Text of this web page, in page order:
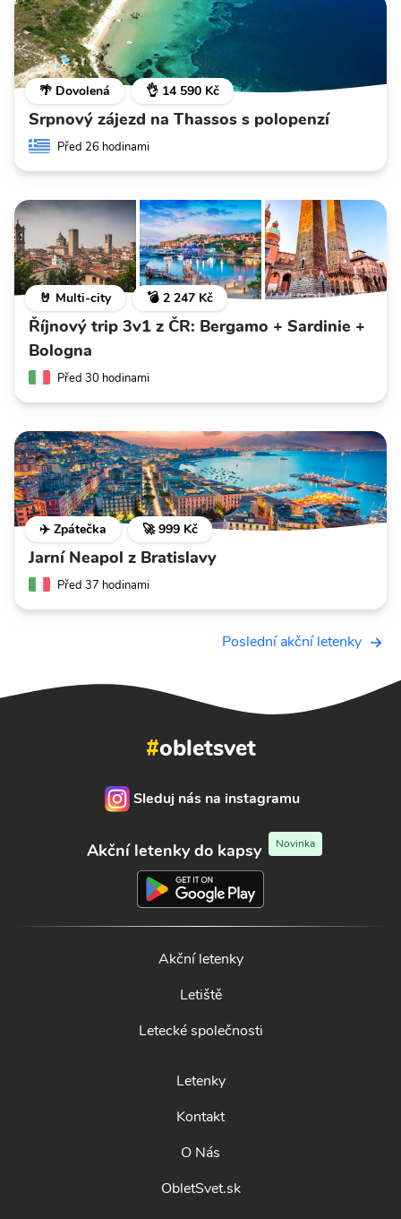
🌴 Dovolená 👌 14 590 Kč
Srpnový zájezd na Thassos s polopenzí
Před 26 hodinami
🤘 Multi-city 💣 2 247 Kč
Říjnový trip 3v1 z ČR: Bergamo + Sardinie +
Bologna
Před 30 hodinami
✈️ Zpátečka 🚀 999 Kč
Jarní Neapol z Bratislavy
Před 37 hodinami
Poslední akční letenky
#obletsvet
Sleduj nás na instagramu
Akční letenky do kapsy Novinka
Akční letenky
Letiště
Letecké společnosti
Letenky
Kontakt
O Nás
ObletSvet.sk